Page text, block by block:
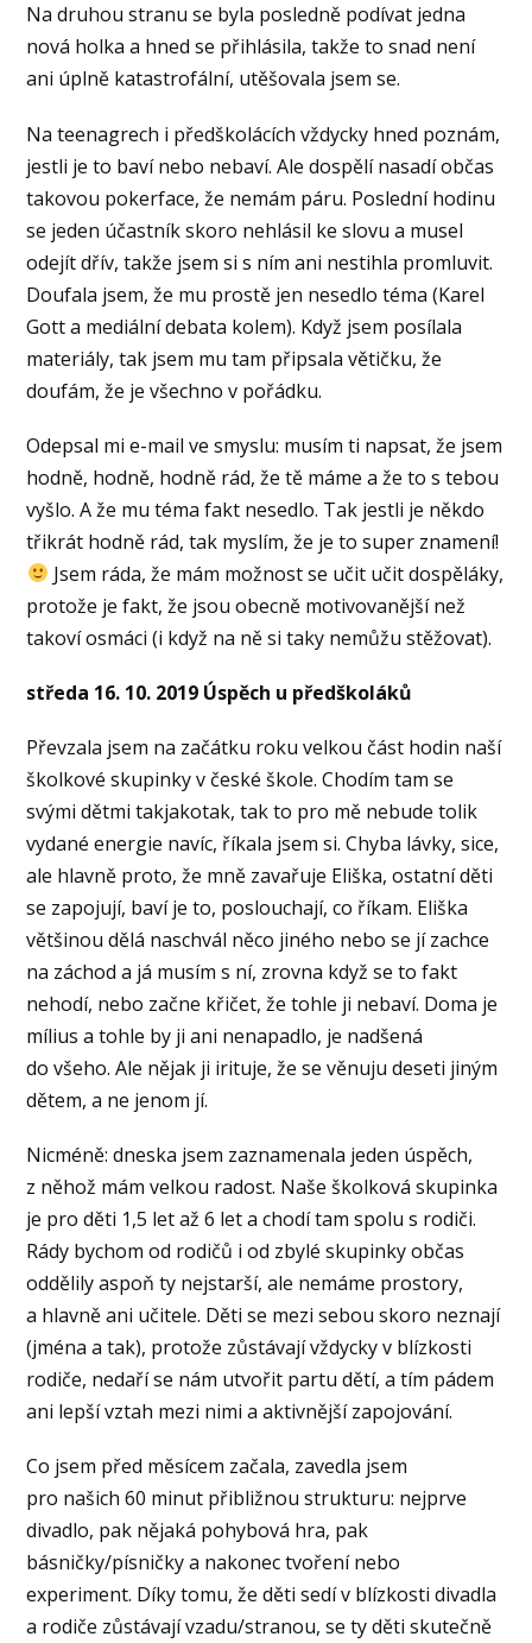
Na druhou stranu se byla posledně podívat jedna
nová holka a hned se přihlásila, takže to snad není
ani úplně katastrofální, utěšovala jsem se.
Na teenagrech i předškolácích vždycky hned poznám,
jestli je to baví nebo nebaví. Ale dospělí nasadí občas
takovou pokerface, že nemám páru. Poslední hodinu
se jeden účastník skoro nehlásil ke slovu a musel
odejít dřív, takže jsem si s ním ani nestihla promluvit.
Doufala jsem, že mu prostě jen nesedlo téma (Karel
Gott a mediální debata kolem). Když jsem posílala
materiály, tak jsem mu tam připsala větičku, že
doufám, že je všechno v pořádku.
Odepsal mi e-mail ve smyslu: musím ti napsat, že jsem
hodně, hodně, hodně rád, že tě máme a že to s tebou
vyšlo. A že mu téma fakt nesedlo. Tak jestli je někdo
třikrát hodně rád, tak myslím, že je to super znamení!
Jsem ráda, že mám možnost se učit učit dospěláky,
protože je fakt, že jsou obecně motivovanější než
takoví osmáci (i když na ně si taky nemůžu stěžovat).
středa 16. 10. 2019 Úspěch u předškoláků
Převzala jsem na začátku roku velkou část hodin naší
školkové skupinky v české škole. Chodím tam se
svými dětmi takjakotak, tak to pro mě nebude tolik
vydané energie navíc, říkala jsem si. Chyba lávky, sice,
ale hlavně proto, že mně zavařuje Eliška, ostatní děti
se zapojují, baví je to, poslouchají, co říkam. Eliška
většinou dělá naschvál něco jiného nebo se jí zachce
na záchod a já musím s ní, zrovna když se to fakt
nehodí, nebo začne křičet, že tohle ji nebaví. Doma je
mílius a tohle by ji ani nenapadlo, je nadšená
do všeho. Ale nějak ji irituje, že se věnuju deseti jiným
dětem, a ne jenom jí.
Nicméně: dneska jsem zaznamenala jeden úspěch,
z něhož mám velkou radost. Naše školková skupinka
je pro děti 1,5 let až 6 let a chodí tam spolu s rodiči.
Rády bychom od rodičů i od zbylé skupinky občas
oddělily aspoň ty nejstarší, ale nemáme prostory,
a hlavně ani učitele. Děti se mezi sebou skoro neznají
(jména a tak), protože zůstávají vždycky v blízkosti
rodiče, nedaří se nám utvořit partu dětí, a tím pádem
ani lepší vztah mezi nimi a aktivnější zapojování.
Co jsem před měsícem začala, zavedla jsem
pro našich 60 minut přibližnou strukturu: nejprve
divadlo, pak nějaká pohybová hra, pak
básničky/písničky a nakonec tvoření nebo
experiment. Díky tomu, že děti sedí v blízkosti divadla
a rodiče zůstávají vzadu/stranou, se ty děti skutečně